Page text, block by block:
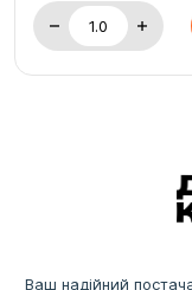
Ваш надійний